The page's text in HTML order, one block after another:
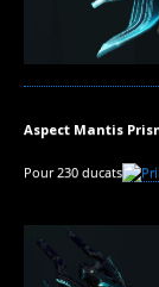
Aspect Mantis
Pour 230 ducats